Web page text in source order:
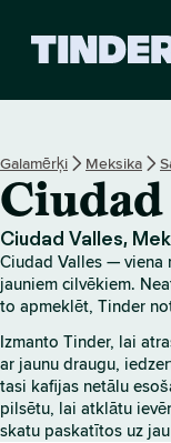
Galamērķi Meksika
Ciudad
Ciudad Valles,
Ciudad Valles — viena
jauniem cilvēkiem.
to apmeklēt, Tinder
Izmanto Tinder, lai
ar jaunu draugu,
tasi kafijas netālu
pilsētu, lai atklātu
skatu paskatītos uz